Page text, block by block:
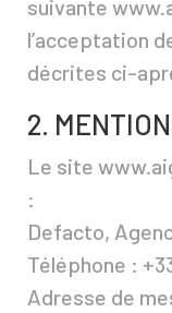
suivante
l’acceptation
décrites ci-
2.
Le site
:
Defacto,
Téléphone :
Adresse de